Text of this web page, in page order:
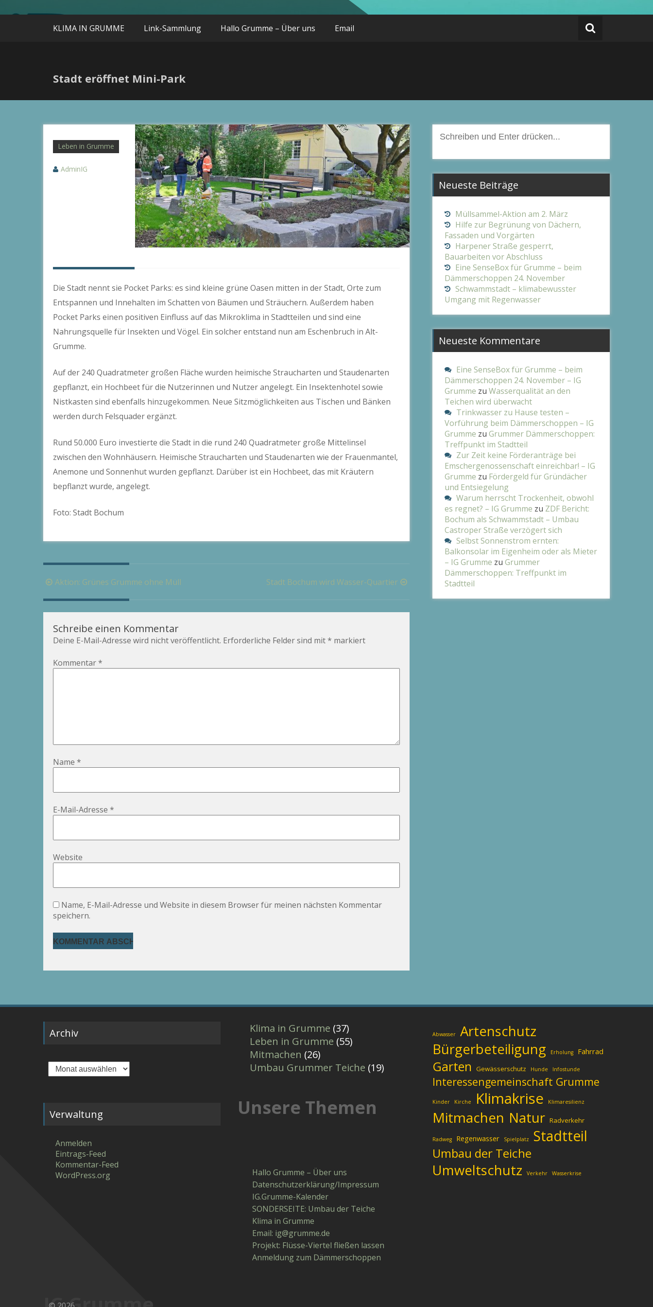
KLIMA IN GRUMME Link-Sammlung Hallo Grumme – Über uns Email
Stadt eröffnet Mini-Park
Leben in Grumme
AdminIG
Die Stadt nennt sie Pocket Parks: es sind kleine grüne Oasen mitten in der Stadt, Orte zum
Entspannen und Innehalten im Schatten von Bäumen und Sträuchern. Außerdem haben
Pocket Parks einen positiven Einfluss auf das Mikroklima in Stadtteilen und sind eine
Nahrungsquelle für Insekten und Vögel. Ein solcher entstand nun am Eschenbruch in Alt-
Grumme.
Auf der 240 Quadratmeter großen Fläche wurden heimische Straucharten und Staudenarten
gepflanzt, ein Hochbeet für die Nutzerinnen und Nutzer angelegt. Ein Insektenhotel sowie
Nistkasten sind ebenfalls hinzugekommen. Neue Sitzmöglichkeiten aus Tischen und Bänken
werden durch Felsquader ergänzt.
Rund 50.000 Euro investierte die Stadt in die rund 240 Quadratmeter große Mittelinsel
zwischen den Wohnhäusern. Heimische Straucharten und Staudenarten wie der Frauenmantel,
Anemone und Sonnenhut wurden gepflanzt. Darüber ist ein Hochbeet, das mit Kräutern
bepflanzt wurde, angelegt.
Foto: Stadt Bochum
Beitragsnavigation
Aktion: Grünes Grumme ohne Müll Stadt Bochum wird Wasser-Quartier
Schreibe einen Kommentar
Deine E-Mail-Adresse wird nicht veröffentlicht. Erforderliche Felder sind mit* markiert
Kommentar*
Name *
E-Mail-Adresse *
Website
Name, E-Mail-Adresse und Website in diesem Browser für meinen nächsten Kommentar
speichern.
nach:
Neueste Beiträge
Müllsammel-Aktion am 2. März
Hilfe zur Begrünung von Dächern,
Fassaden und Vorgärten
Harpener Straße gesperrt,
Bauarbeiten vor Abschluss
Eine SenseBox für Grumme – beim
Dämmerschoppen 24. November
Schwammstadt – klimabewusster
Umgang mit Regenwasser
Neueste Kommentare
Eine SenseBox für Grumme – beim
Dämmerschoppen 24. November – IG
Grumme zu Wasserqualität an den
Teichen wird überwacht
Trinkwasser zu Hause testen –
Vorführung beim Dämmerschoppen – IG
Grumme zu Grummer Dämmerschoppen:
Treffpunkt im Stadtteil
Zur Zeit keine Förderanträge bei
Emschergenossenschaft einreichbar! – IG
Grumme zu Fördergeld für Gründächer
und Entsiegelung
Warum herrscht Trockenheit, obwohl
es regnet? – IG Grumme zu ZDF Bericht:
Bochum als Schwammstadt – Umbau
Castroper Straße verzögert sich
Selbst Sonnenstrom ernten:
Balkonsolar im Eigenheim oder als Mieter
– IG Grumme zu Grummer
Dämmerschoppen: Treffpunkt im
Stadtteil
Archiv
Archiv
Verwaltung
Anmelden
Eintrags-Feed
Kommentar-Feed
WordPress.org
Klima in Grumme (37)
Leben in Grumme (55)
Mitmachen (26)
Umbau Grummer Teiche (19)
Unsere Themen
Hallo Grumme – Über uns
Datenschutzerklärung/Impressum
IG.Grumme-Kalender
SONDERSEITE: Umbau der Teiche
Klima in Grumme
Email: ig​@​grumme​.de
Projekt: Flüsse-Viertel fließen lassen
Anmeldung zum Dämmerschoppen
Abwasser Artenschutz
Bürgerbeteiligung Erholung Fahrrad
Garten Gewässerschutz Hunde Infostunde
Interessengemeinschaft Grumme
Kinder Kirche Klimakrise Klimaresilienz
Mitmachen Natur Radverkehr
Radweg Regenwasser Spielplatz Stadtteil
Umbau der Teiche
Umweltschutz Verkehr Wasserkrise